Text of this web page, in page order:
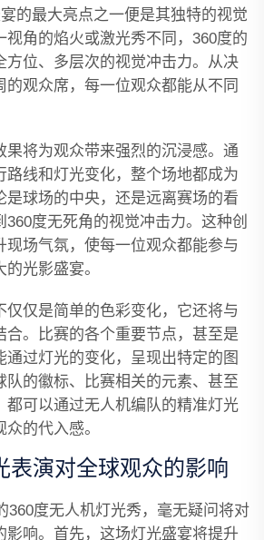
的最大亮点之一便是其独特的视觉
视角的焰火或激光秀不同，360度的
方位、多层次的视觉冲击力。从决
的观众席，每一位观众都能从不同
果将为观众带来强烈的沉浸感。通
路线和灯光变化，整个场地都成为
是球场的中央，还是远离赛场的看
360度无死角的视觉冲击力。这种创
现场气氛，使每一位观众都能参与
光影盛宴。
仅仅是简单的色彩变化，它还将与
合。比赛的各个重要节点，甚至是
通过灯光的变化，呈现出特定的图
队的徽标、比赛相关的元素、甚至
都可以通过无人机编队的精准灯光
的代入感。
表演对全球观众的影响
360度无人机灯光秀，毫无疑问将对
影响。首先，这场灯光盛宴将提升